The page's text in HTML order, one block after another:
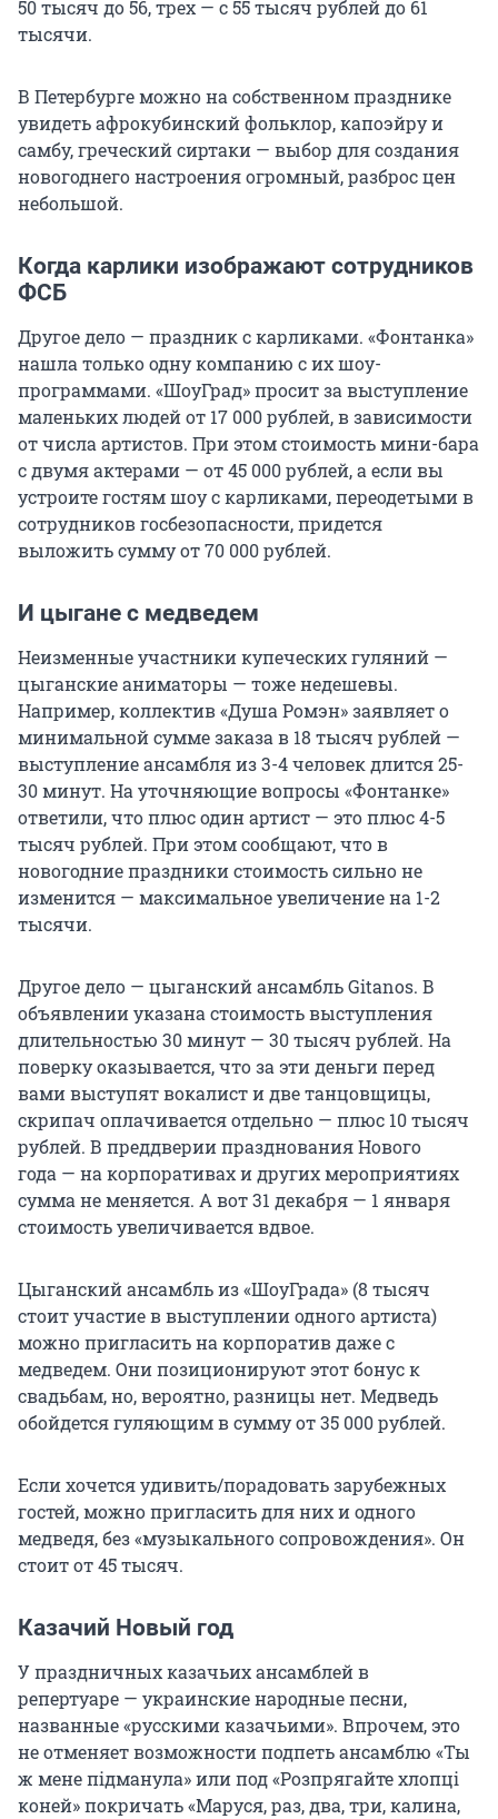
50 тысяч до 56, трех — с 55 тысяч рублей до 61
тысячи.
В Петербурге можно на собственном празднике
увидеть афрокубинский фольклор, капоэйру и
самбу, греческий сиртаки — выбор для создания
новогоднего настроения огромный, разброс цен
небольшой.
Когда карлики изображают сотрудников
ФСБ
Другое дело — праздник с карликами. «Фонтанка»
нашла только одну компанию с их шоу-
программами. «ШоуГрад» просит за выступление
маленьких людей от 17 000 рублей, в зависимости
от числа артистов. При этом стоимость мини-бара
с двумя актерами — от 45 000 рублей, а если вы
устроите гостям шоу с карликами, переодетыми в
сотрудников госбезопасности, придется
выложить сумму от 70 000 рублей.
И цыгане с медведем
Неизменные участники купеческих гуляний —
цыганcкие аниматоры — тоже недешевы.
Например, коллектив «Душа Ромэн» заявляет о
минимальной сумме заказа в 18 тысяч рублей —
выступление ансамбля из 3-4 человек длится 25-
30 минут. На уточняющие вопросы «Фонтанке»
ответили, что плюс один артист — это плюс 4-5
тысяч рублей. При этом сообщают, что в
новогодние праздники стоимость сильно не
изменится — максимальное увеличение на 1-2
тысячи.
Другое дело — цыганский ансамбль Gitanos. В
объявлении указана стоимость выступления
длительностью 30 минут — 30 тысяч рублей. На
поверку оказывается, что за эти деньги перед
вами выступят вокалист и две танцовщицы,
скрипач оплачивается отдельно — плюс 10 тысяч
рублей. В преддверии празднования Нового
года — на корпоративах и других мероприятиях
сумма не меняется. А вот 31 декабря — 1 января
стоимость увеличивается вдвое.
Цыганский ансамбль из «ШоуГрада» (8 тысяч
стоит участие в выступлении одного артиста)
можно пригласить на корпоратив даже с
медведем. Они позиционируют этот бонус к
свадьбам, но, вероятно, разницы нет. Медведь
обойдется гуляющим в сумму от 35 000 рублей.
Если хочется удивить/порадовать зарубежных
гостей, можно пригласить для них и одного
медведя, без «музыкального сопровождения». Он
стоит от 45 тысяч.
Казачий Новый год
У праздничных казачьих ансамблей в
репертуаре — украинские народные песни,
названные «русскими казачьими». Впрочем, это
не отменяет возможности подпеть ансамблю «Ты
ж мене пiдманула» или под «Розпрягайте хлопцi
коней» покричать «Маруся, раз, два, три, калина,